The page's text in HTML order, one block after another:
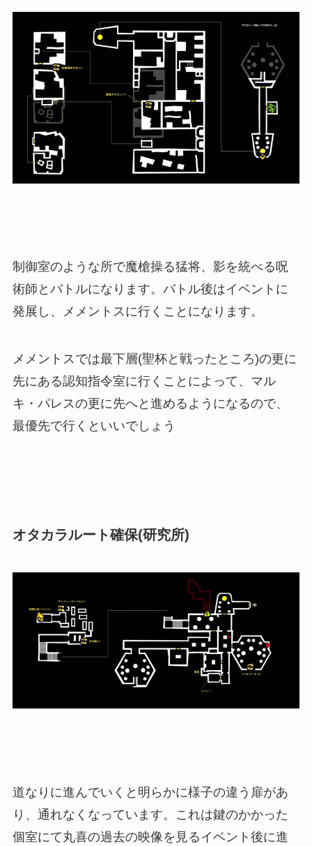
制御室のような所で魔槍操る猛将、影を統べる呪
術師とバトルになります。バトル後はイベントに
発展し、メメントスに行くことになります。
メメントスでは最下層(聖杯と戦ったところ)の更に
先にある認知指令室に行くことによって、マル
キ・パレスの更に先へと進めるようになるので、
最優先で行くといいでしょう
オタカラルート確保(研究所)
道なりに進んでいくと明らかに様子の違う扉があ
り、通れなくなっています。これは鍵のかかった
個室にて丸喜の過去の映像を見るイベント後に進